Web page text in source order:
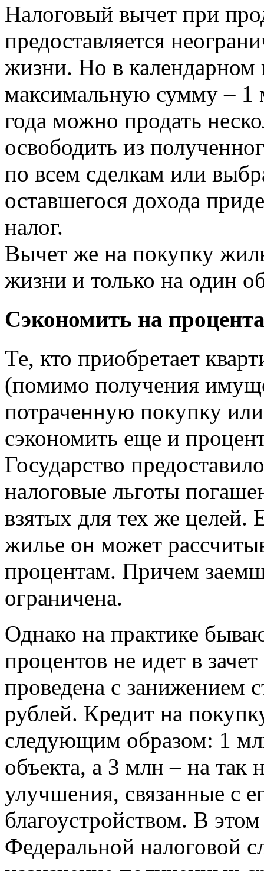
Налоговый вычет при
предоставляется
жизни. Но в календарном
максимальную сумму – 1
года можно продать
освободить из
по всем сделкам или
оставшегося дохода
налог.
Вычет же на покупку
жизни и только на один
Сэкономить на
Те, кто приобретает
(помимо получения
потраченную покупку
сэкономить еще и
Государство
налоговые льготы
взятых для тех же целей.
жилье он может
процентам. Причем
ограничена.
Однако на практике
процентов не идет в
проведена с занижением
рублей. Кредит на
следующим образом: 1
объекта, а 3 млн – на так
улучшения, связанные с
благоустройством. В
Федеральной налоговой